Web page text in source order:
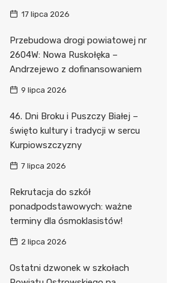
17 lipca 2026
Przebudowa drogi powiatowej nr
2604W: Nowa Ruskołęka –
Andrzejewo z dofinansowaniem
9 lipca 2026
46. Dni Broku i Puszczy Białej –
święto kultury i tradycji w sercu
Kurpiowszczyzny
7 lipca 2026
Rekrutacja do szkół
ponadpodstawowych: ważne
terminy dla ósmoklasistów!
2 lipca 2026
Ostatni dzwonek w szkołach